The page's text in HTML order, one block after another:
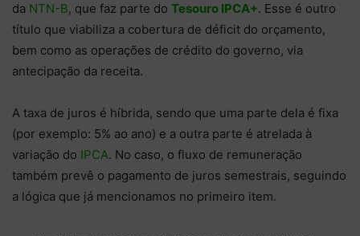
da NTN-B, que faz parte do Tesouro IPCA+. Esse é outro
título que viabiliza a cobertura de déficit do orçamento,
bem como as operações de crédito do governo, via
antecipação da receita.
A taxa de juros é híbrida, sendo que uma parte dela é fixa
(por exemplo: 5% ao ano) e a outra parte é atrelada à
variação do IPCA. No caso, o fluxo de remuneração
também prevê o pagamento de juros semestrais, seguindo
a lógica que já mencionamos no primeiro item.